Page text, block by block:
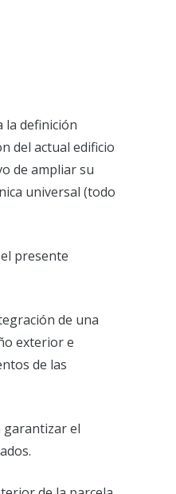
la definición
del actual edificio
de ampliar su
universal (todo
presente
de una
exterior e
de las
garantizar el